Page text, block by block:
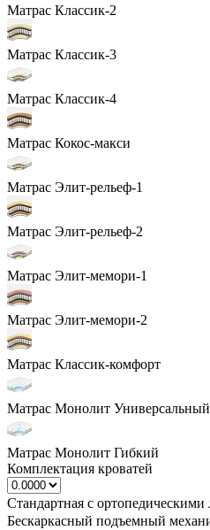
Матрас Классик-2
Матрас Классик-3
Матрас Классик-4
Матрас Кокос-макси
Матрас Элит-рельеф-1
Матрас Элит-рельеф-2
Матрас Элит-мемори-1
Матрас Элит-мемори-2
Матрас Классик-комфорт
Матрас Монолит Универсальный
Матрас Монолит Гибкий
Комплектация кроватей
Стандартная с ортопедическими
Бескаркасный подъемный